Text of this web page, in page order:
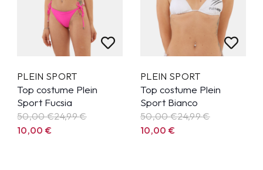
PLEIN SPORT
Top costume Plein
Sport Fucsia
50,00 €24,99€
10,00€
PLEIN SPORT
Top costume Plein
Sport Bianco
50,00 €24,99€
10,00€